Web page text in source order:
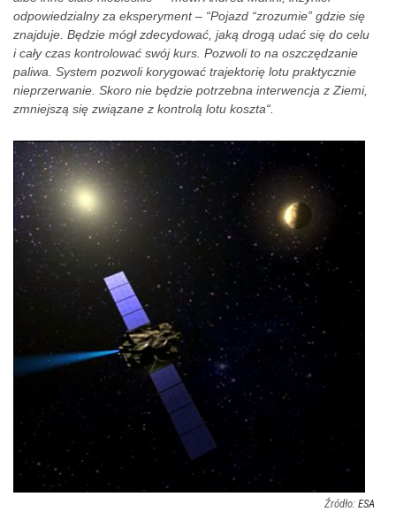
odpowiedzialny za eksperyment – “Pojazd “zrozumie” gdzie się
znajduje. Będzie mógł zdecydować, jaką drogą udać się do celu
i cały czas kontrolować swój kurs. Pozwoli to na oszczędzanie
paliwa. System pozwoli korygować trajektorię lotu praktycznie
nieprzerwanie. Skoro nie będzie potrzebna interwencja z Ziemi,
zmniejszą się związane z kontrolą lotu koszta“.
ESA